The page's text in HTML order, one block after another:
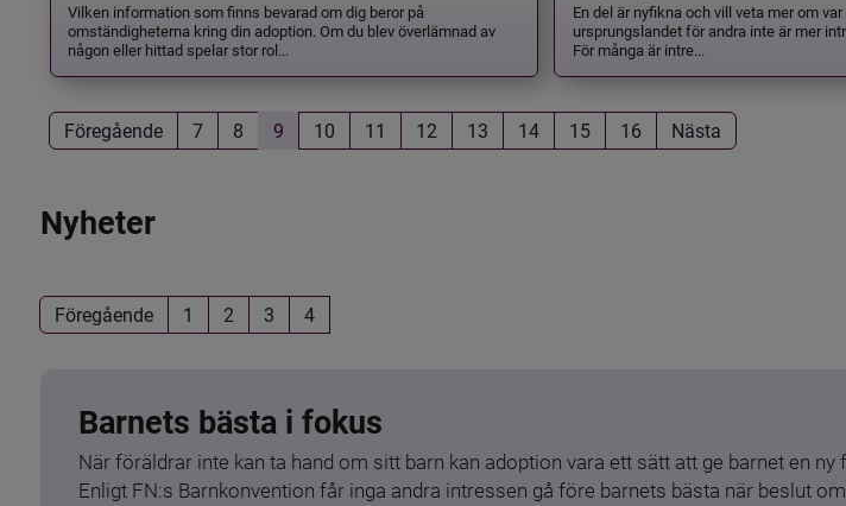
Vilken information som finns bevarad om dig beror på
omständigheterna kring din adoption. Om du blev överlämnad av
någon eller hittad spelar stor rol...
En del är nyfikna och vill veta mer om
ursprungslandet för andra inte är mer
För många är intre...
Föregående 7 8 9 10 11 12 13 14 15 16 Nästa
Nyheter
Föregående 1 2 3 4
Barnets bästa i fokus
När föräldrar inte kan ta hand om sitt barn kan adoption vara ett sätt att ge barnet en
Enligt FN:s Barnkonvention får inga andra intressen gå före barnets bästa när beslut